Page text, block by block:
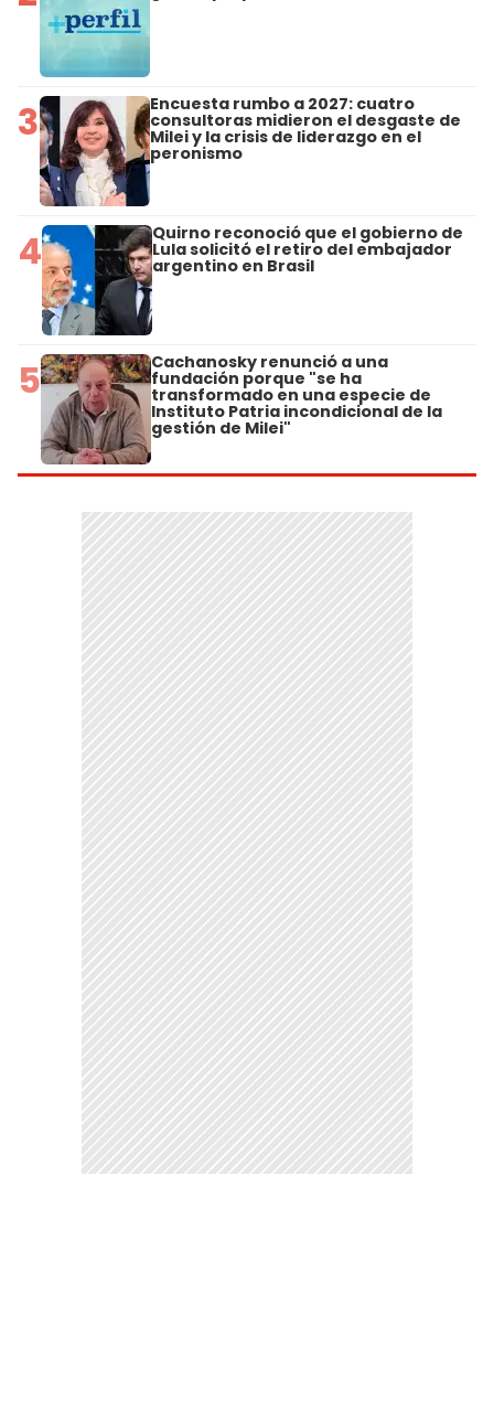
3 Encuesta rumbo a 2027: cuatro
consultoras midieron el desgaste de
Milei y la crisis de liderazgo en el
peronismo
4 Quirno reconoció que el gobierno de
Lula solicitó el retiro del embajador
argentino en Brasil
5 Cachanosky renunció a una
fundación porque "se ha
transformado en una especie de
Instituto Patria incondicional de la
gestión de Milei"